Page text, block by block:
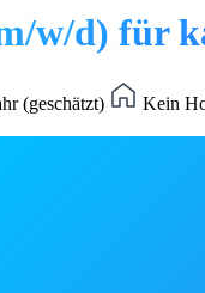
w/d) für
(geschätzt)
Kein